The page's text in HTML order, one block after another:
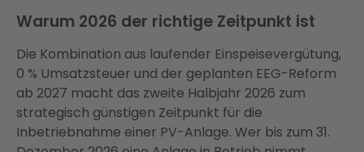
Warum 2026 der richtige Zeitpunkt ist
Die Kombination aus laufender Einspeisevergütung,
0 % Umsatzsteuer und der geplanten EEG-Reform
ab 2027 macht das zweite Halbjahr 2026 zum
strategisch günstigen Zeitpunkt für die
Inbetriebnahme einer PV-Anlage. Wer bis zum 31.